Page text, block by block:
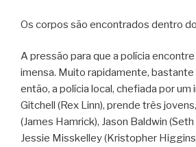
Os corpos são encontrados dentro
A pressão para que a polícia
imensa. Muito rapidamente,
então, a polícia local, chefiada por
Gitchell (Rex Linn), prende três
(James Hamrick), Jason Baldwin
Jessie Misskelley (Kristopher